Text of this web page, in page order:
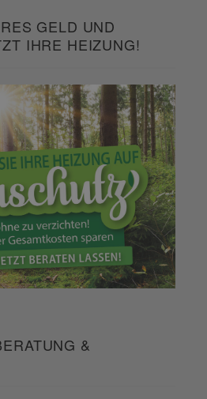
GELD UND
IHRE HEIZUNG!
&